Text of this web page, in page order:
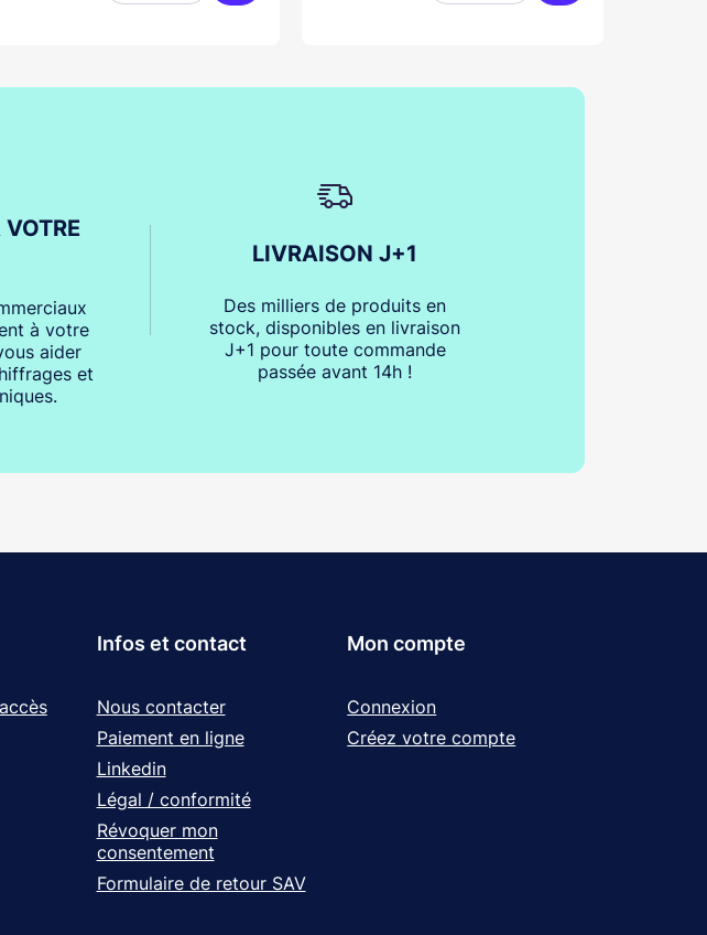
Ajouter au panier
Ajouter au panier
VOTRE
à votre
aider
et
LIVRAISON J+1
Des milliers de produits en
stock, disponibles en livraison
J+1 pour toute commande
passée avant 14h !
Infos et contact
Nous contacter
Paiement en ligne
Linkedin
Légal / conformité
Révoquer mon
consentement
Formulaire de retour SAV
Mon compte
Connexion
Créez votre compte